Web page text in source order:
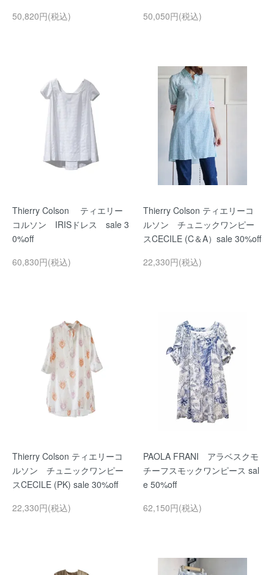
50,820円(税込)
50,050円(税込)
Thierry Colson ティエリー
コルソン IRISドレス sale 3
0%off
60,830円(税込)
Thierry Colson ティエリーコ
ルソン チュニックワンピー
スCECILE (C＆A）sale 30%off
22,330円(税込)
Thierry Colson ティエリーコ
ルソン チュニックワンピー
スCECILE (PK) sale 30%off
22,330円(税込)
PAOLA FRANI アラベスクモ
チーフスモックワンピース sal
e 50%off
62,150円(税込)